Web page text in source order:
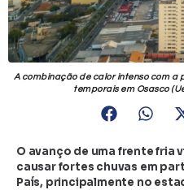
A combinação de calor intenso com
temporais em Osasco
O avanço de uma frente fria
causar fortes chuvas em
País, principalmente no